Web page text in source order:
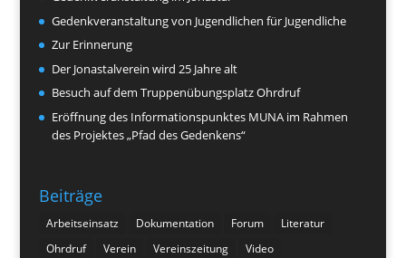
Gedenkveranstaltung von Jugendlichen für Jugendliche
Zur Erinnerung
Der Jonastalverein wird 25 Jahre alt
Besuch auf dem Truppenübungsplatz Ohrdruf
Eröffnung des Informationspunktes MUNA im Rahmen
des Projektes „Pfad des Gedenkens“
Beiträge
Arbeitseinsatz Dokumentation Forum
Literatur
Ohrdruf
Verein Vereinszeitung
Video